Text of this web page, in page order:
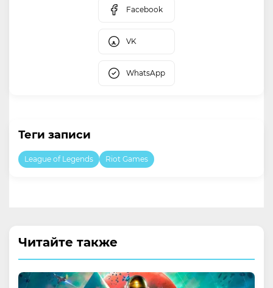
Facebook
VK
WhatsApp
Теги записи
League of Legends Riot Games
Читайте также